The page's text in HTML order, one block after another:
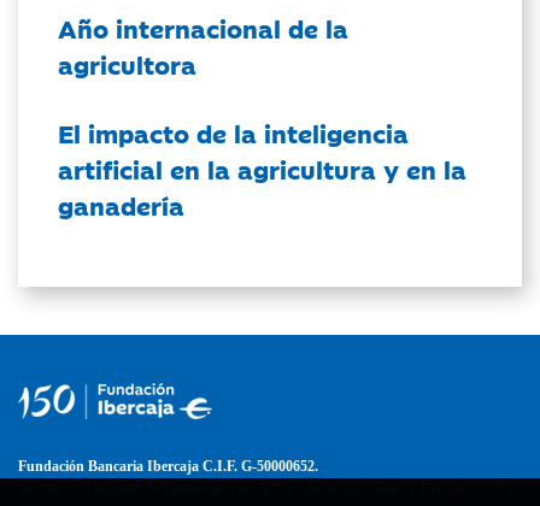
Año internacional de la
agricultora
El impacto de la inteligencia
artificial en la agricultura y en la
ganadería
Fundación Bancaria Ibercaja C.I.F. G-50000652.